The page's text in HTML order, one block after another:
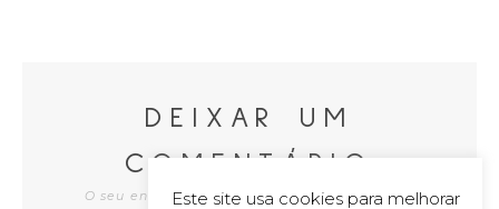
DEIXAR UM
COMENTÁRIO
O seu endereço de e-mail não será publicado
Este site usa cookies para melhorar